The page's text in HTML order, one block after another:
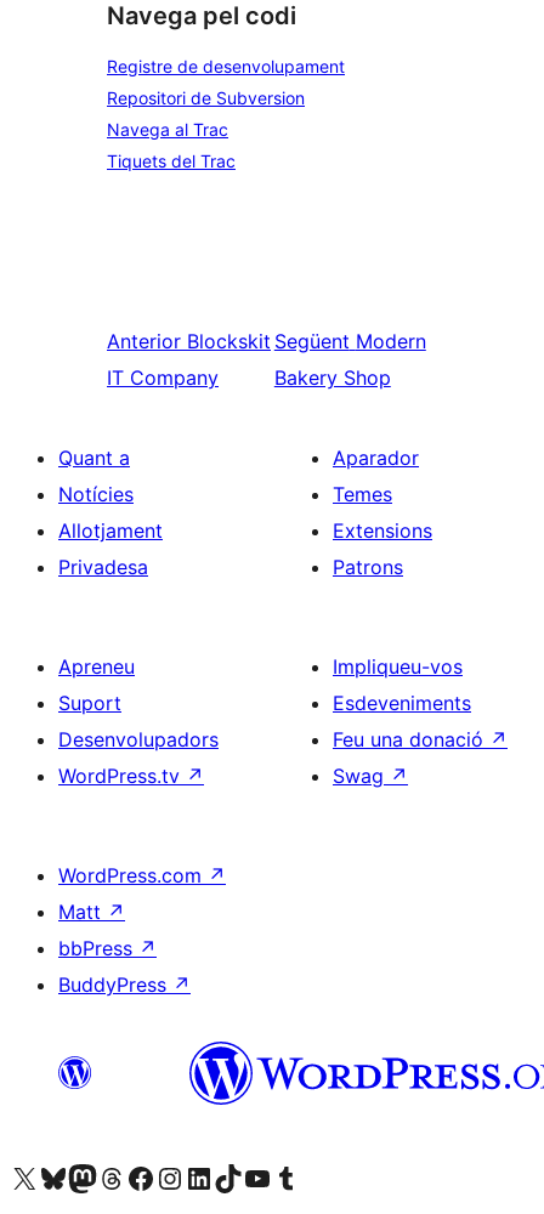
Navega pel codi
Registre de desenvolupament
Repositori de Subversion
Navega al Trac
Tiquets del Trac
Anterior Blockskit
IT Company
Següent Modern
Bakery Shop
Quant a
Notícies
Allotjament
Privadesa
Aparador
Temes
Extensions
Patrons
Apreneu
Suport
Desenvolupadors
WordPress.tv ↗
Impliqueu-vos
Esdeveniments
Feu una donació ↗
Swag ↗
WordPress.com ↗
Matt ↗
bbPress ↗
BuddyPress ↗
Visiteu el nostre compte X (abans Twitter)
Visiteu el nostre compte de Bluesky
Visiteu el nostre compte al Mastodon
Visiteu el nostre compte de Threads
Visiteu la nostra pàgina al Facebook
Visiteu el nostre compte d'Instagram
Visiteu el nostre compte de LinkedIn
Visiteu el nostre compte de TikTok
Visiteu el nostre canal al YouTube
Visiteu el nostre compte de Tumblr